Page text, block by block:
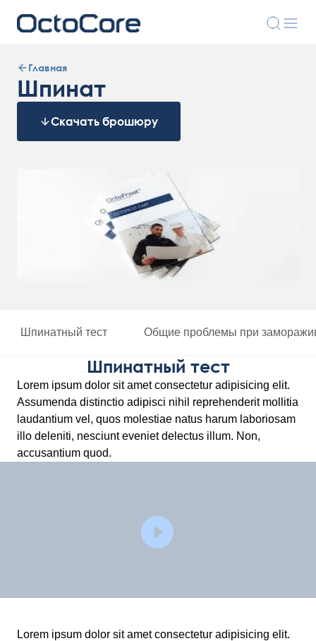
Главная
Шпинат
Скачать брошюру
Шпинатный тест Общие проблемы при
Шпинатный тест
Lorem ipsum dolor sit amet consectetur adipisicing elit.
Assumenda distinctio adipisci nihil reprehenderit mollitia
laudantium vel, quos molestiae natus harum laboriosam
illo deleniti, nesciunt eveniet delectus illum. Non,
accusantium quod.
Lorem ipsum dolor sit amet consectetur adipisicing elit.